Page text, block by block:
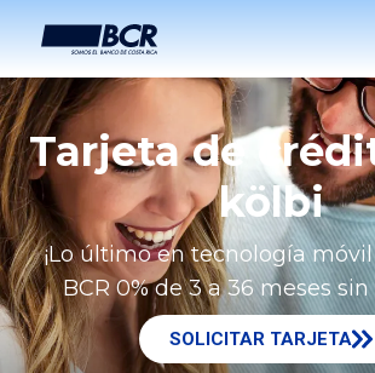
Tarjeta de
kölbi
¡Lo último en tecnología
BCR 0% de 3 a 36 meses
SOLICITAR TARJETA